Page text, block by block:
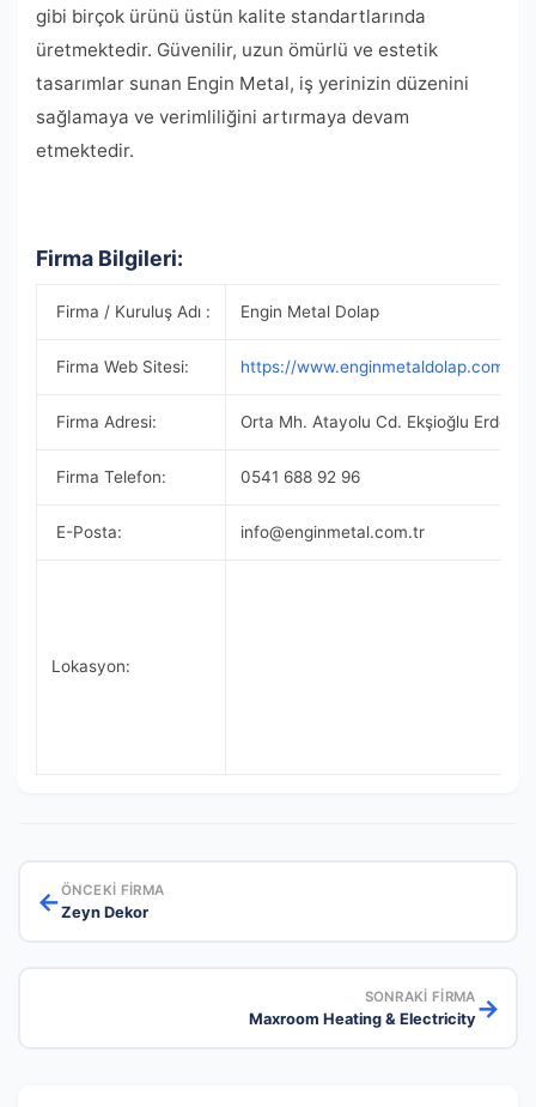
gibi birçok ürünü üstün kalite standartlarında
üretmektedir. Güvenilir, uzun ömürlü ve estetik
tasarımlar sunan Engin Metal, iş yerinizin düzenini
sağlamaya ve verimliliğini artırmaya devam
etmektedir.
Firma Bilgileri:
Firma / Kuruluş Adı : Engin Metal Dolap
Firma Web Sitesi: https://www.enginmetaldolap.com/
Firma Adresi: Orta Mh. Atayolu Cd. Ekşioğlu Erdem
Firma Telefon: 0541 688 92 96
E-Posta: info@enginmetal.com.tr
Lokasyon:
←ÖNCEKI FIRMA
Zeyn Dekor
SONRAKI FIRMA
Maxroom Heating & Electricity→